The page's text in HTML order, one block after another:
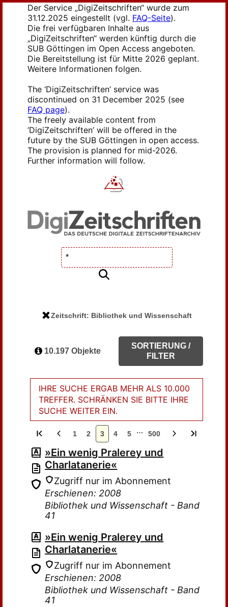
Der Service „DigiZeitschriften“ wurde zum
31.12.2025 eingestellt (vgl. FAQ-Seite).
Die frei verfügbaren Inhalte aus
„DigiZeitschriften“ werden künftig durch die
SUB Göttingen im Open Access angeboten.
Die Bereitstellung ist für Mitte 2026 geplant.
Weitere Informationen folgen.
The ‘DigiZeitschriften’ service was
discontinued on 31 December 2025 (see
FAQ page).
The freely available content from
‘DigiZeitschriften’ will be offered in the
future by the SUB Göttingen in open access.
The provision is planned for mid-2026.
Further information will follow.
Zeitschrift: Bibliothek und Wissenschaft
10.197 Objekte
SORTIERUNG /
FILTER
IHRE SUCHE ERGAB MEHR ALS 10.000
TREFFER. SCHRÄNKEN SIE BITTE IHRE
SUCHE WEITER EIN.
1 2 3 4 5 … 500
»Ein wenig Pralerey und
Charlatanerie«
Zugriff nur im Abonnement
Erschienen: 2008
Bibliothek und Wissenschaft - Band
41
»Ein wenig Pralerey und
Charlatanerie«
Zugriff nur im Abonnement
Erschienen: 2008
Bibliothek und Wissenschaft - Band
41